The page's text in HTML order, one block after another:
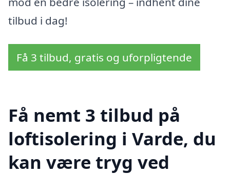
tilbud i dag!
Få 3 tilbud, gratis og uforpligtende
Få nemt 3 tilbud på
loftisolering i Varde, du
kan være tryg ved